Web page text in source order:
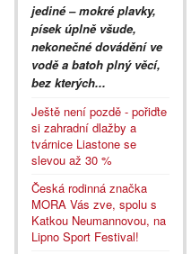
jediné – mokré plavky,
písek úplně všude,
nekonečné dovádění ve
vodě a batoh plný věcí,
bez kterých...
Ještě není pozdě - pořiďte
si zahradní dlažby a
tvárnice Liastone se
slevou až 30 %
Česká rodinná značka
MORA Vás zve, spolu s
Katkou Neumannovou, na
Lipno Sport Festival!